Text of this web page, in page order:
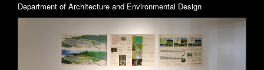
Department of Architecture and Environmental Design